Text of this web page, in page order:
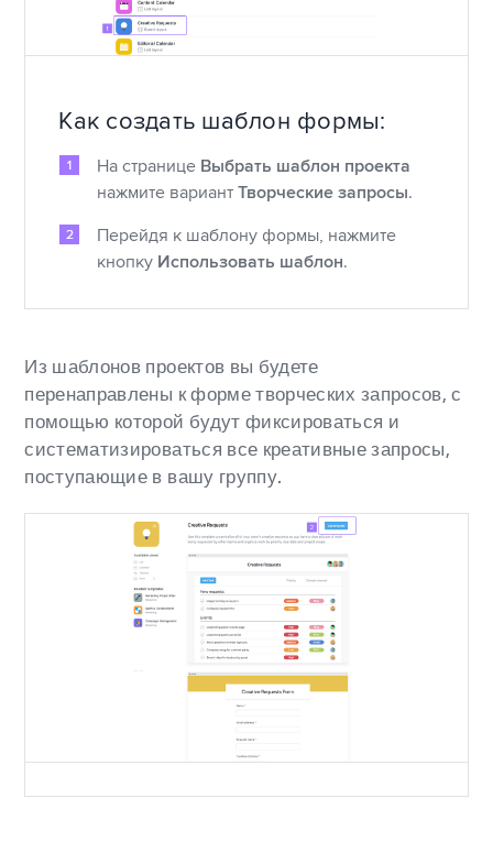
Как создать шаблон формы:
На странице Выбрать шаблон проекта
нажмите вариантТворческие запросы.
Перейдя к шаблону формы, нажмите
кнопку Использовать шаблон.
Из шаблонов проектов вы будете
перенаправлены к форме творческих запросов, с
помощью которой будут фиксироваться и
систематизироваться все креативные запросы,
поступающие в вашу группу.